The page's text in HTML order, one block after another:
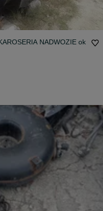
NADWOZIE ok